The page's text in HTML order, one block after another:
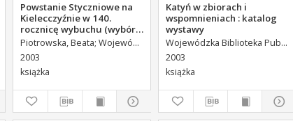
Powstanie Styczniowe na
Kielecczyźnie w 140.
rocznicę wybuchu (wybór
ze zbiorów WBP) : katalog
wystawy
Piotrowska, Beata Wojewódzka Biblioteka Publiczna (Kielce). Dział Informacji i Bibliografii Regionalnej
2003
książka
Katyń w zbiorach i
wspomnieniach : katalog
wystawy
Wojewódzka Biblioteka Publiczna (Kielce). Dział Informacji i Bibliografii Regionalnej
2003
książka